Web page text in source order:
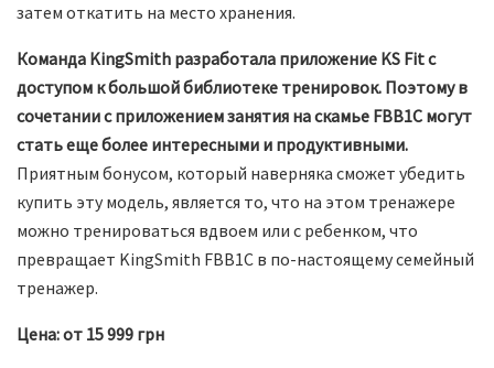
затем откатить на место хранения.
Команда KingSmith разработала приложение KS Fit с
доступом к большой библиотеке тренировок. Поэтому в
сочетании с приложением занятия на скамье FBB1C могут
стать еще более интересными и продуктивными.
Приятным бонусом, который наверняка сможет убедить
купить эту модель, является то, что на этом тренажере
можно тренироваться вдвоем или с ребенком, что
превращает KingSmith FBB1C в по-настоящему семейный
тренажер.
Цена: от 15 999 грн